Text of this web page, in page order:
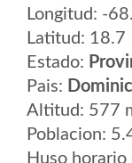
Longitud: -
Latitud: 18.7
Estado:
Pais:
Altitud: 577
Poblacion:
Huso horario